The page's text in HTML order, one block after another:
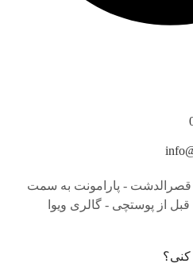
- پارامونت به سمت
از پوستچی - گالری ویوا
کنی؟